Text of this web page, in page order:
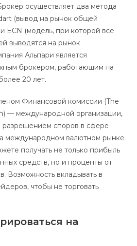
осуществляет два метода
(вывод на рынок общей
ECN (модель, при которой все
выводятся на рынок
Альпари является
брокером, работающим на
20 лет.
Финансовой комиссии (The
— международной организации,
разрешением споров в сфере
международном валютном рынке.
получать не только прибыль
средств, но и проценты от
Возможность вкладывать в
чтобы не торговать
на